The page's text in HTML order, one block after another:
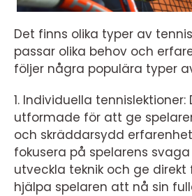
Det finns olika typer av
passar olika behov och
följer några populära typer
1. Individuella
utformade för att ge
och skräddarsydd
fokusera på spelarens
utveckla teknik och ge
hjälpa spelaren att nå sin